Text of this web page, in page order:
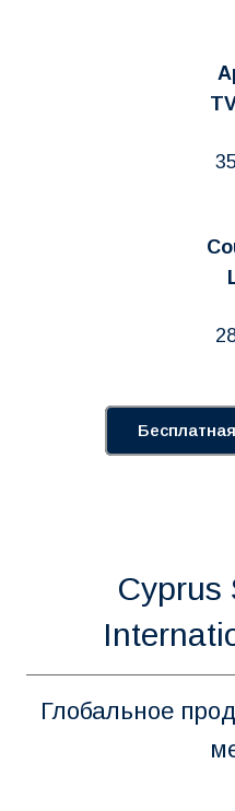
Cyprus
Глобальное